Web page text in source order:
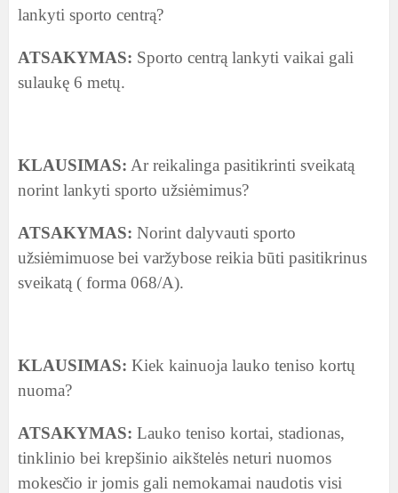
lankyti sporto centrą?
ATSAKYMAS: Sporto centrą lankyti vaikai gali
sulaukę 6 metų.
KLAUSIMAS: Ar reikalinga pasitikrinti sveikatą
norint lankyti sporto užsiėmimus?
ATSAKYMAS: Norint dalyvauti sporto
užsiėmimuose bei varžybose reikia būti pasitikrinus
sveikatą ( forma 068/A).
KLAUSIMAS: Kiek kainuoja lauko teniso kortų
nuoma?
ATSAKYMAS: Lauko teniso kortai, stadionas,
tinklinio bei krepšinio aikštelės neturi nuomos
mokesčio ir jomis gali nemokamai naudotis visi